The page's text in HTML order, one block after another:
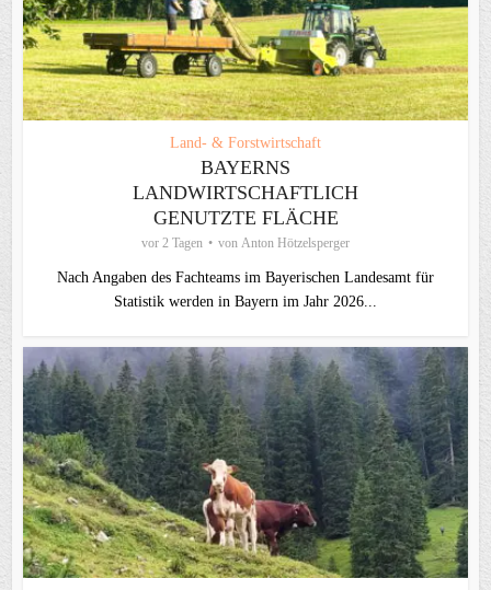
Land- & Forstwirtschaft
BAYERNS
LANDWIRTSCHAFTLICH
GENUTZTE FLÄCHE
vor 2 Tagen von Anton Hötzelsperger
Nach Angaben des Fachteams im Bayerischen Landesamt für
Statistik werden in Bayern im Jahr 2026...